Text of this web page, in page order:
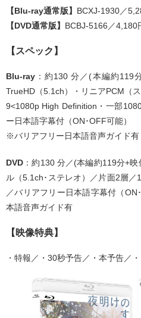
【Blu-ray通常版】 BCXJ-1930／
【DVD通常版】 BCBJ-5166／4,180
【スペック】
Blu-ray ：約130 分／(本編約119
TrueHD（5.1ch）・リニアPCM（
9<1080p High Definition・一部
ー日本語字幕付（ON･OFF可能）
※バリアフリー日本語音声ガイド有
DVD ：約130 分／(本編約119分+
ル（5.1ch･ステレオ）／片面2層
／バリアフリー日本語字幕付（
本語音声ガイド有
【映像特典】
・特報／・30秒予告／・本予告／